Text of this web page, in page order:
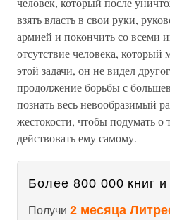
взять власть в свои руки,
армией и покончить со всеми
отсутствие человека,
этой задачи, он не видел
продолжение борьбы с
познать весь невообразимый
жестокости, чтобы подумать о
действовать ему самому.
Более 800 000 книг и
Получи 2 месяца